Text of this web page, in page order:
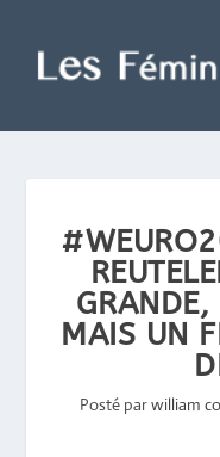
GRANDE,
MAIS UN
Posté parwilliam